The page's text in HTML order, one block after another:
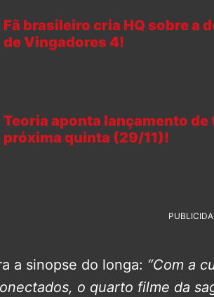
Fã brasileiro cria HQ sobre a
de Vingadores 4!
Teoria aponta lançamento
próxima quinta (29/11)!
a sinopse do longa: “Com a
o quarto filme da